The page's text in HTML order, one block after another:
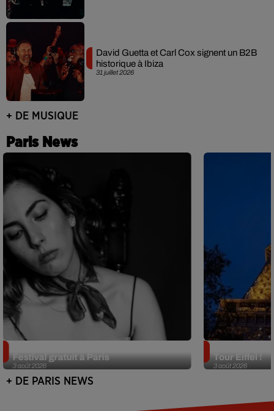
31 juillet 2026
David Guetta et Carl Cox signent un B2B
historique à Ibiza
+ DE MUSIQUE
Paris News
3 août 2026
Festival gratuit à Paris
3 août 2026
Tour Eiffel !
+ DE PARIS NEWS